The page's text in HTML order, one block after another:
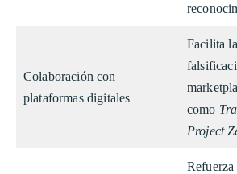
Colaboración con
plataformas digitales
Facilita
como
Project
Refuerza